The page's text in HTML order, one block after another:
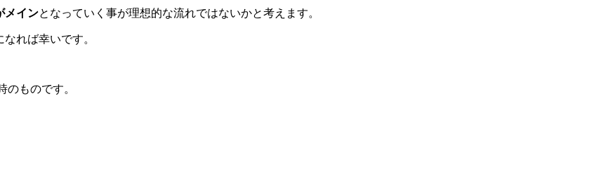
メインとなっていく事が理想的な流れではないかと考えます。
れば幸いです。
ものです。